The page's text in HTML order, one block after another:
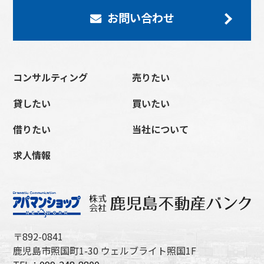
お問い合わせ
コンサルティング
売りたい
貸したい
買いたい
借りたい
当社について
求人情報
〒892-0841
鹿児島市照国町1-30 ウェルブライト照国1F